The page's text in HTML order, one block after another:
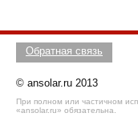
Обратная связь
© ansolar.ru 2013
При полном или частичном
«ansolar.ru» обязательна.